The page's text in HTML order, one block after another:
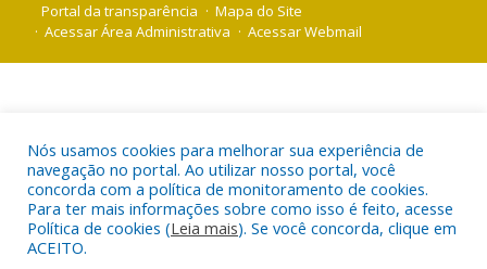
Portal da transparência
Mapa do Site
Acessar Área Administrativa
Acessar Webmail
Nós usamos cookies para melhorar sua experiência de
navegação no portal. Ao utilizar nosso portal, você
concorda com a política de monitoramento de cookies.
Para ter mais informações sobre como isso é feito, acesse
Política de cookies (Leia mais). Se você concorda, clique em
ACEITO.